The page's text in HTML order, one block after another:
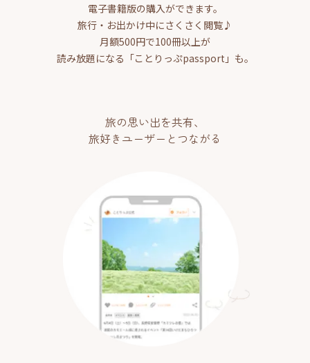
電子書籍版の購入ができます。
旅行・お出かけ中にさくさく閲覧♪
月額500円で100冊以上が
読み放題になる「ことりっぷpassport」も。
旅の思い出を共有、
旅好きユーザーとつながる